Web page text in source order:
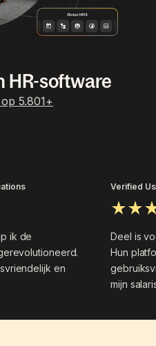
HR-software
5.801+
ik de
en
Verified
Deel is
Hun
mijn